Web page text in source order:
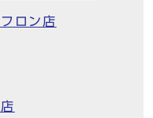
ロン店